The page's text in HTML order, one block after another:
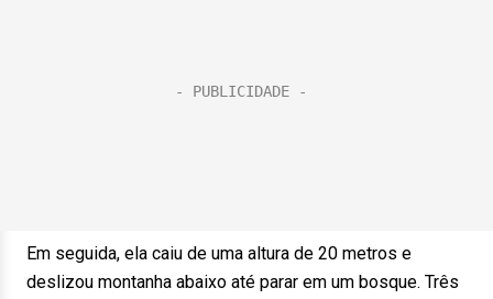
Em seguida, ela caiu de uma altura de 20 metros e
deslizou montanha abaixo até parar em um bosque. Três